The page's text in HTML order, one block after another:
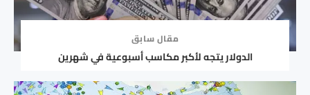
مقال سابق
الدولار يتجه لأكبر مكاسب أسبوعية في شهرين